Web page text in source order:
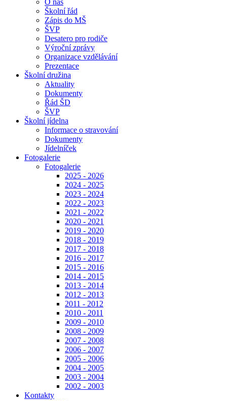
O nás
Školní řád
Zápis do MŠ
ŠVP
Desatero pro rodiče
Výroční zprávy
Organizace vzdělávání
Prezentace
Školní družina
Aktuality
Dokumenty
Řád ŠD
ŠVP
Školní jídelna
Informace o stravování
Dokumenty
Jídelníček
Fotogalerie
Fotogalerie
2025 - 2026
2024 - 2025
2023 - 2024
2022 - 2023
2021 - 2022
2020 - 2021
2019 - 2020
2018 - 2019
2017 - 2018
2016 - 2017
2015 - 2016
2014 - 2015
2013 - 2014
2012 - 2013
2011 - 2012
2010 - 2011
2009 - 2010
2008 - 2009
2007 - 2008
2006 - 2007
2005 - 2006
2004 - 2005
2003 - 2004
2002 - 2003
Kontakty